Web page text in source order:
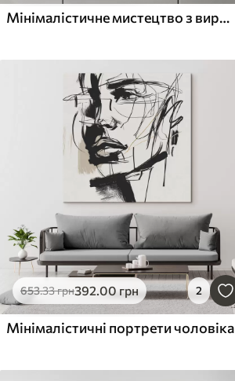
Мінімалістичне мистецтво з виразними мазками та розмитими краями в сучасному стилі живопису
653.33грн392.00 грн 2
Мінімалістичні портрети чоловіка